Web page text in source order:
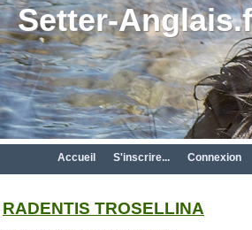
Setter-
Accueil S'inscrire... Connexion
RADENTIS TROSELLINA